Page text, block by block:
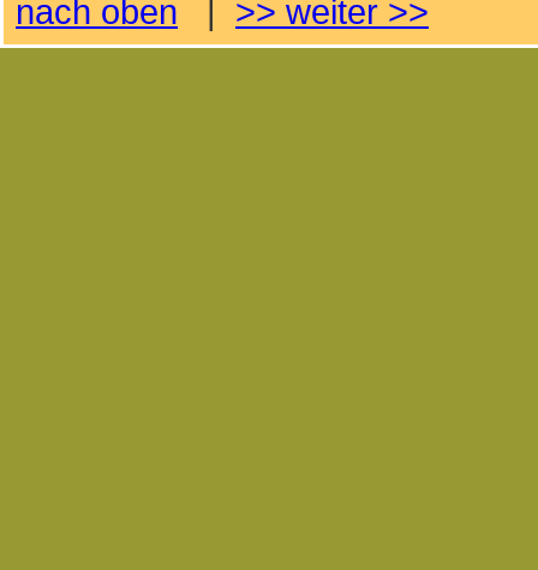
nach oben | >> weiter >>